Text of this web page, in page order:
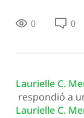
Agradecemos
0 0
Laurielle C.
respondió a
Laurielle C.